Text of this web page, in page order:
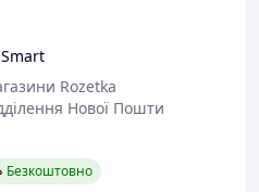
Rozetka
Нової Пошти
Безкоштовно